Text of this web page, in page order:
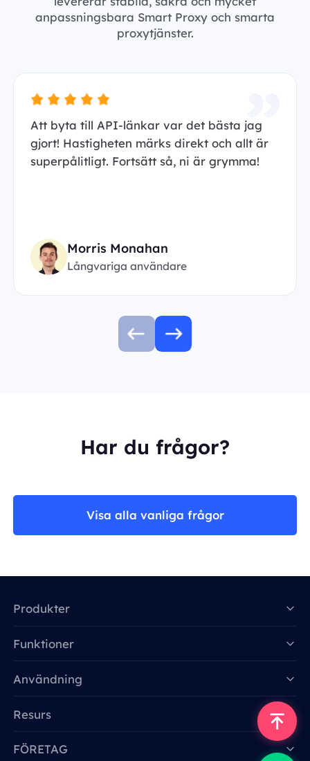
anpassningsbara Smart Proxy och smarta
proxytjänster.
Att byta till API-länkar var det bästa jag
gjort! Hastigheten märks direkt och allt är
superpålitligt. Fortsätt så, ni är grymma!
Morris Monahan
Långvariga användare
Har du frågor?
Visa alla vanliga frågor
Produkter
Funktioner
Användning
Resurs
FÖRETAG